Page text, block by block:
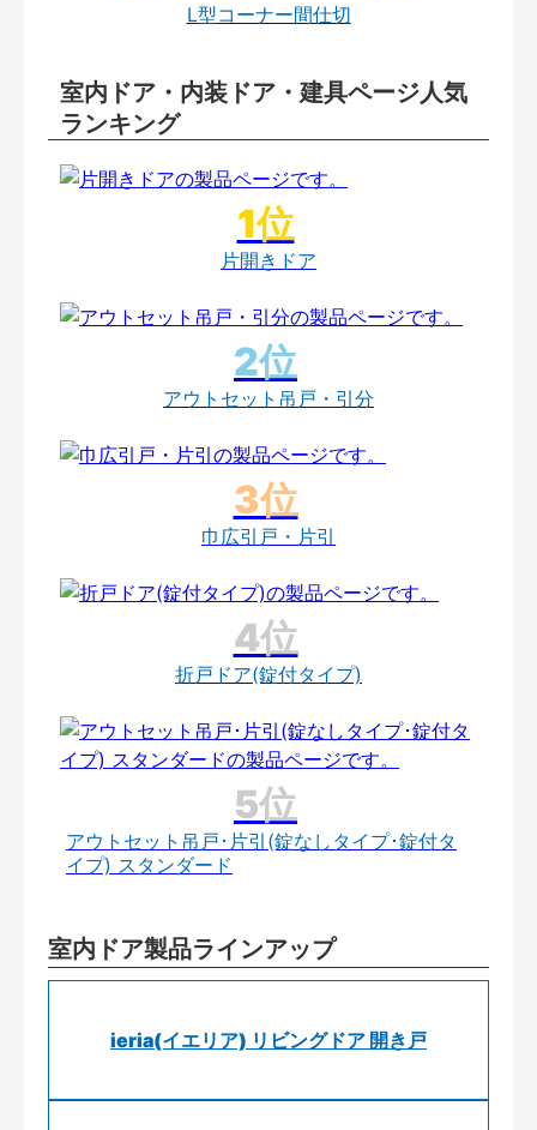
L型コーナー間仕切
室内ドア・内装ドア・建具ページ人気
ランキング
片開きドア
アウトセット吊戸・引分
巾広引戸・片引
折戸ドア(錠付タイプ)
アウトセット吊戸･片引(錠なしタイプ･錠付タ
イプ) スタンダード
室内ドア製品ラインアップ
ieria(イエリア) リビングドア 開き戸